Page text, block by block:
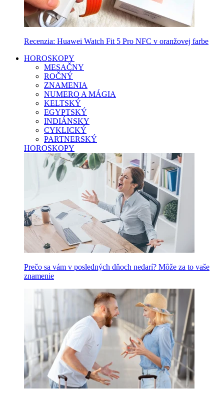
Recenzia: Huawei Watch Fit 5 Pro NFC v oranžovej farbe
HOROSKOPY
MESAČNY
ROČNÝ
ZNAMENIA
NUMERO A MÁGIA
KELTSKÝ
EGYPTSKÝ
INDIÁNSKY
CYKLICKÝ
PARTNERSKÝ
HOROSKOPY
Prečo sa vám v posledných dňoch nedarí? Môže za to vaše
znamenie